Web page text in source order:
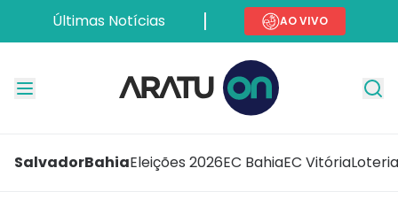
Últimas Notícias AO VIVO
SalvadorBahiaEleições 2026EC BahiaEC Vitória